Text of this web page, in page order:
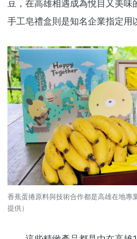
豆，在高雄相遇成為悅目又美味
手工皂禮盒則是知名企業指定用
香蕉蛋捲原料與技術合作都是高雄在地專
提供）